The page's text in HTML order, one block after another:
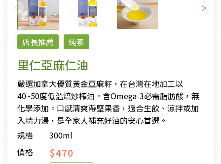
店長推薦 純素
里仁亞麻仁油
嚴選加拿大優質黃金亞麻籽，在台灣在地加工以
40~50度低溫焙炒榨油。含Omega-3必需脂肪酸，無
化學添加。口感清爽帶堅果香，適合生飲、涼拌或加
入精力湯，是全家人補充好油的安心首選。
規格
300ml
價格
$470